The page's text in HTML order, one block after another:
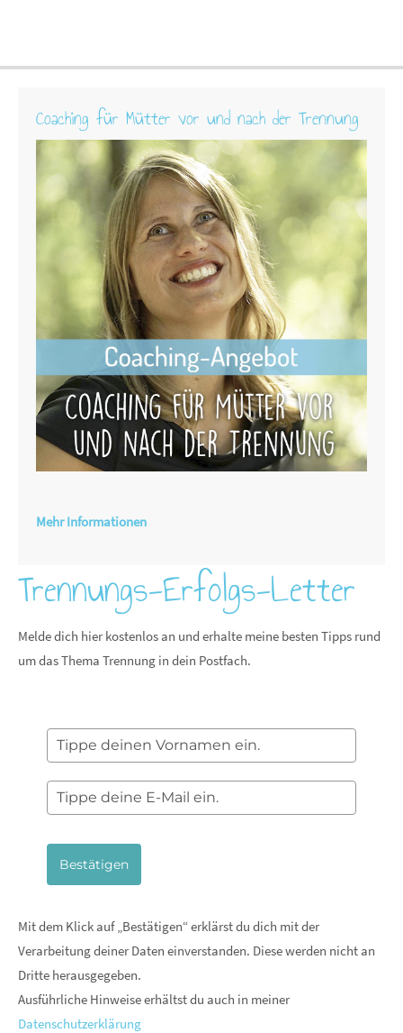
Coaching für Mütter vor und nach der Trennung
Mehr Informationen
Trennungs-Erfolgs-Letter
Melde dich hier kostenlos an und erhalte meine besten Tipps rund
um das Thema Trennung in dein Postfach.
Bestätigen
Mit dem Klick auf „Bestätigen“ erklärst du dich mit der
Verarbeitung deiner Daten einverstanden. Diese werden nicht an
Dritte herausgegeben.
Ausführliche Hinweise erhältst du auch in meiner
Datenschutzerklärung